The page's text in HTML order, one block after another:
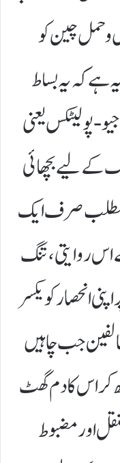
و حمل چین کو
ہے کہ یہ بساط
پولیٹکس یعنی
کے لیے بچھائی
مطلب صرف ایک
اس روایتی، تنگ
انحصار کو یکسر
جب چاہیں
کر اس کا دم گھٹ
اور مضبوط